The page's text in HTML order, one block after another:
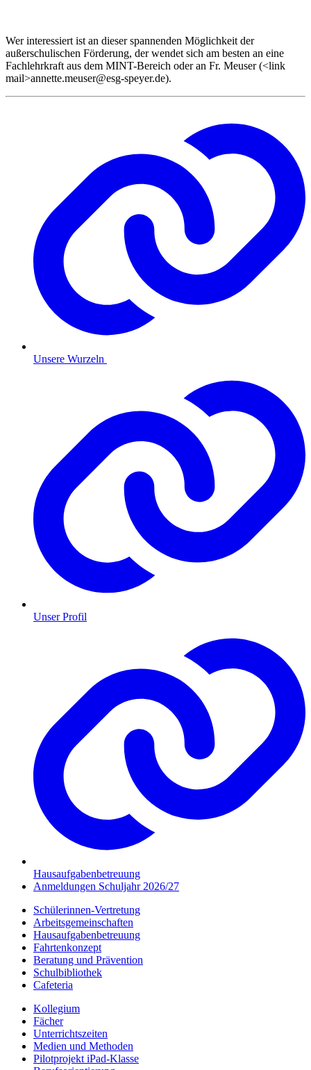
Wer interessiert ist an dieser spannenden Möglichkeit der
außerschulischen Förderung, der wendet sich am besten an eine
Fachlehrkraft aus dem MINT-Bereich oder an Fr. Meuser (<link
mail>annette.meuser@esg-speyer.de).
Unsere Wurzeln
Unser Profil
Hausaufgabenbetreuung
Anmeldungen Schuljahr 2026/27
Schülerinnen-Vertretung
Arbeitsgemeinschaften
Hausaufgabenbetreuung
Fahrtenkonzept
Beratung und Prävention
Schulbibliothek
Cafeteria
Kollegium
Fächer
Unterrichtszeiten
Medien und Methoden
Pilotprojekt iPad-Klasse